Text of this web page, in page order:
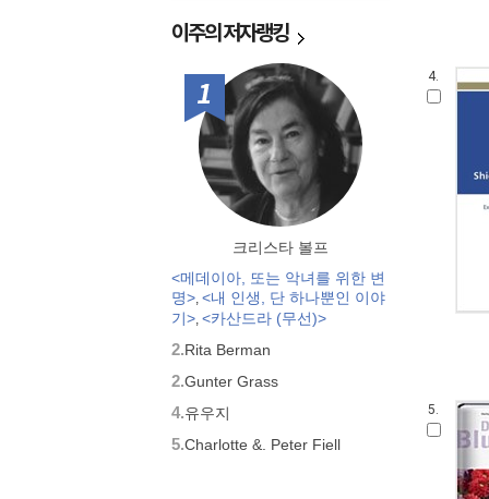
이주의저자랭킹
1위
크리스타 볼프
<메데이아, 또는 악녀를 위한 변
명>, <내 인생, 단 하나뿐인 이야
기>, <카산드라 (무선)>
2.Rita Berman
2.Gunter Grass
4.유우지
5.Charlotte &. Peter Fiell
4.
5.